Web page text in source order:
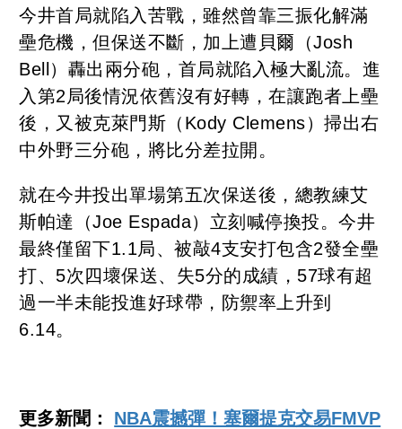
今井首局就陷入苦戰，雖然曾靠三振化解滿
壘危機，但保送不斷，加上遭貝爾（Josh
Bell）轟出兩分砲，首局就陷入極大亂流。進
入第2局後情況依舊沒有好轉，在讓跑者上壘
後，又被克萊門斯（Kody Clemens）掃出右
中外野三分砲，將比分差拉開。
就在今井投出單場第五次保送後，總教練艾
斯帕達（Joe Espada）立刻喊停換投。今井
最終僅留下1.1局、被敲4支安打包含2發全壘
打、5次四壞保送、失5分的成績，57球有超
過一半未能投進好球帶，防禦率上升到
6.14。
更多新聞： NBA震撼彈！塞爾提克交易FMVP